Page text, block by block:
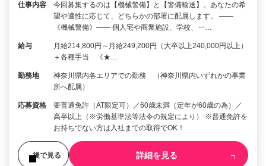
仕事内容
今回募集するのは【機械警備】と【警備輸送】。あなたの希
望や適性に応じて、どちらかの部署に配属します。 ――
《機械警備》―― 個人宅や商業施設、学校、一…
給与
月給214,800円～月給249,200円（大卒以上240,000円以上）
＋各種手当 《★…
勤務地
神奈川県内各エリアでの勤務 （神奈川県内いずれかの事業
所へ配属）
応募資格
要普通免許（AT限定可）／60歳未満（定年が60歳の為）／
高卒以上（※労働基準法等法令の規定により） ※普通免許を
お持ちでない方は入社までの取得でOK！
後で見る 詳細を見る